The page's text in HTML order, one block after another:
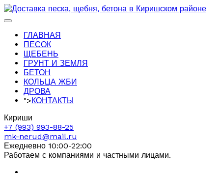
ГЛАВНАЯ
ПЕСОК
ЩЕБЕНЬ
ГРУНТ И ЗЕМЛЯ
БЕТОН
КОЛЬЦА ЖБИ
ДРОВА
">КОНТАКТЫ
Кириши
+7 (993) 993-88-25
mk-nerud@mail.ru
Ежедневно 10:00-22:00
Работаем с компаниями и частными лицами.